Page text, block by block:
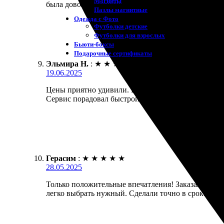
Пазлы магнитные
Одежда с Фото
Футболки детские
Футболки для взрослых
Бьюти-боксы
Подарочные сертификаты
была довольно быстрой, никаких задержек.
Эльмира Н. : ★ ★ ★
19.06.2025
Цены приятно удивили. Работала с сайтом, всё
Сервис порадовал быстрой обработкой и
Герасим : ★ ★ ★ ★ ★
28.05.2025
Только положительные впечатления! Заказал
легко выбрать нужный. Сделали точно в срок.